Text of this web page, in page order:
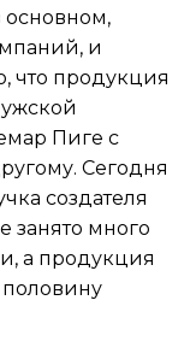
основном,
и
что продукция
Пиге с
Сегодня
создателя
занято много
а продукция
половину